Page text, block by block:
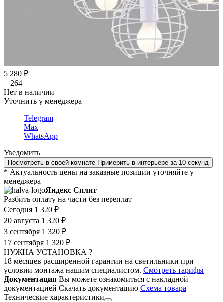
5 280 ₽
+ 264
Нет в наличии
Уточнить у менеджера
Telegram
Max
WhatsApp
Уведомить
Посмотреть в своей комнате Примерить в интерьере за 10 секунд
* Актуальность цены на заказные позиции уточняйте у
менеджера
Яндекс Сплит
Разбить оплату на части без переплат
Сегодня 1 320 ₽
20 августа 1 320 ₽
3 сентября 1 320 ₽
17 сентября 1 320 ₽
НУЖНА УСТАНОВКА ?
18 месяцев расширенной гарантии на светильники при
условии монтажа нашим специалистом. Смотреть тарифы
Документация Вы можете ознакомиться с накладной
документацией Скачать документацию Cхема товара
Технические характеристики